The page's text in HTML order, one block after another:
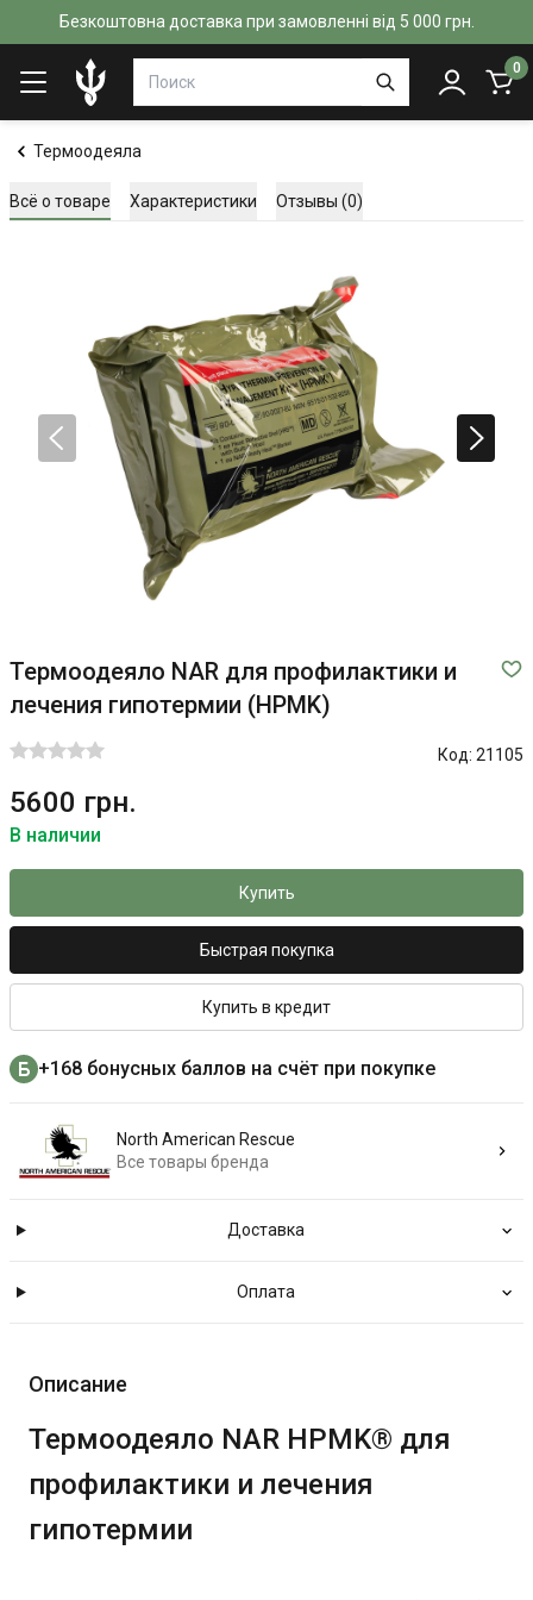
Безкоштовна доставка при замовленні від 5 000 грн.
0
Термоодеяла
Всё о товаре Характеристики Отзывы (0)
Термоодеяло NAR для профилактики и
лечения гипотермии (HPMK)
Код: 21105
5600 грн.
В наличии
Купить
Быстрая покупка
Купить в кредит
+168 бонусных баллов на счёт при покупке
North American Rescue
Все товары бренда
Доставка
Оплата
Описание
Термоодеяло NAR HPMK® для
профилактики и лечения
гипотермии